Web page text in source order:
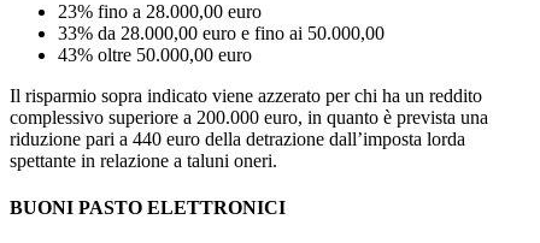
23% fino a 28.000,00 euro
33% da 28.000,00 euro e fino ai 50.000,00
43% oltre 50.000,00 euro
Il risparmio sopra indicato viene azzerato per chi ha un reddito
complessivo superiore a 200.000 euro, in quanto è prevista una
riduzione pari a 440 euro della detrazione dall’imposta lorda
spettante in relazione a taluni oneri.
BUONI PASTO ELETTRONICI